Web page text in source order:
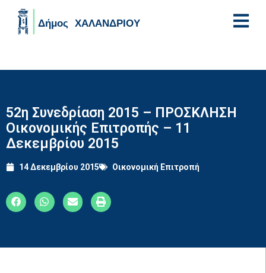
52η Συνεδρίαση 2015 – ΠΡΟΣΚΛΗΣΗ
Οικονομικής Επιτροπής – 11
Δεκεμβρίου 2015
14 Δεκεμβρίου 2015 Οικονομική Επιτροπή